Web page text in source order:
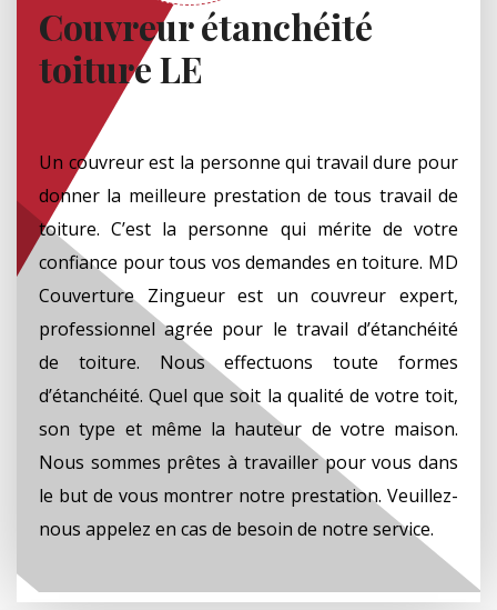
Couvreur étanchéité
toiture LE
Un couvreur est la personne qui travail dure pour
donner la meilleure prestation de tous travail de
toiture. C’est la personne qui mérite de votre
confiance pour tous vos demandes en toiture. MD
Couverture Zingueur est un couvreur expert,
professionnel agrée pour le travail d’étanchéité
de toiture. Nous effectuons toute formes
d’étanchéité. Quel que soit la qualité de votre toit,
son type et même la hauteur de votre maison.
Nous sommes prêtes à travailler pour vous dans
le but de vous montrer notre prestation. Veuillez-
nous appelez en cas de besoin de notre service.